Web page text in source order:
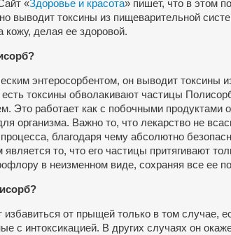
«Здоровье и красота» пишет, что в этом
выводит токсины из пищеварительной
кожу, делая ее здоровой.
энтеросорбентом, он выводит токсины
есть токсины обволакивают частицы
Это работает как с побочными продуктами
организма. Важно то, что лекарство не
благодаря чему абсолютно
то, что его частицы притягивают
в неизменном виде, сохраняя все ее
избавиться от прыщей только в том случае,
с интоксикацией. В других случаях он